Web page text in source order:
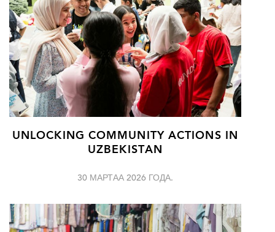
UNLOCKING COMMUNITY ACTIONS IN
UZBEKISTAN
30 МАРТАА 2026 ГОДА.